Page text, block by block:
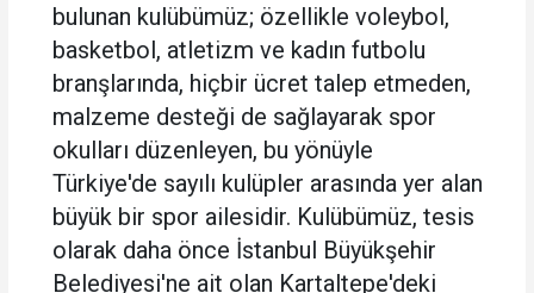
bulunan kulübümüz; özellikle voleybol,
basketbol, atletizm ve kadın futbolu
branşlarında, hiçbir ücret talep etmeden,
malzeme desteği de sağlayarak spor
okulları düzenleyen, bu yönüyle
Türkiye'de sayılı kulüpler arasında yer alan
büyük bir spor ailesidir. Kulübümüz, tesis
olarak daha önce İstanbul Büyükşehir
Belediyesi'ne ait olan Kartaltepe'deki